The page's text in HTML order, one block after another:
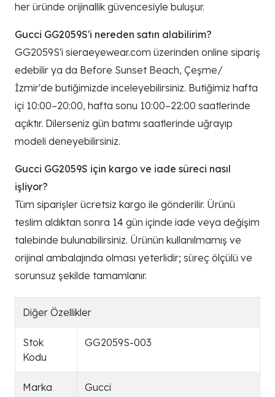
her üründe orijinallik güvencesiyle buluşur.
Gucci GG2059S'i nereden satın alabilirim?
GG2059S'i sieraeyewear.com üzerinden online sipariş
edebilir ya da Before Sunset Beach, Çeşme/
İzmir'de butiğimizde inceleyebilirsiniz. Butiğimiz hafta
içi 10:00–20:00, hafta sonu 10:00–22:00 saatlerinde
açıktır. Dilerseniz gün batımı saatlerinde uğrayıp
modeli deneyebilirsiniz.
Gucci GG2059S için kargo ve iade süreci nasıl
işliyor?
Tüm siparişler ücretsiz kargo ile gönderilir. Ürünü
teslim aldıktan sonra 14 gün içinde iade veya değişim
talebinde bulunabilirsiniz. Ürünün kullanılmamış ve
orijinal ambalajında olması yeterlidir; süreç ölçülü ve
sorunsuz şekilde tamamlanır.
Diğer Özellikler
Stok
Kodu
GG2059S-003
Marka Gucci